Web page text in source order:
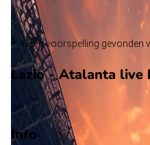
Voorspelling
Voorbeschouwing
Geen voorspelling gevonden
Lazio - Atalanta live
Ziggo Sport
Info